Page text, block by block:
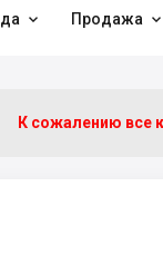
 Продажа 
К сожалению все